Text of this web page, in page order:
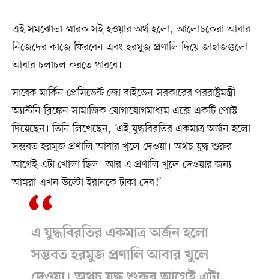
এই সমঝোতা স্মারক সই হওয়ার অর্থ হলো, আলোচকেরা আবার
নিজেদের কাজে ফিরবেন এবং হরমুজ প্রণালি দিয়ে জাহাজগুলো
আবার চলাচল করতে পারবে।
সাবেক মার্কিন প্রেসিডেন্ট জো বাইডেন সরকারের পররাষ্ট্রমন্ত্রী
অ্যান্টনি ব্লিঙ্কেন সামাজিক যোগাযোগমাধ্যম এক্সে একটি পোস্ট
দিয়েছেন। তিনি লিখেছেন, ‘এই যুদ্ধবিরতির একমাত্র অর্জন হলো
সম্ভবত হরমুজ প্রণালি আবার খুলে দেওয়া। অথচ যুদ্ধ শুরুর
আগেই এটা খোলা ছিল। আর এ প্রণালি খুলে দেওয়ার জন্য
আমরা এখন উল্টো ইরানকে টাকা দেব!’
এ যুদ্ধবিরতির একমাত্র অর্জন হলো
সম্ভবত হরমুজ প্রণালি আবার খুলে